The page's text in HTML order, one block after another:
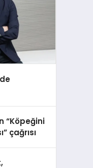
“Köpeğini
çağrısı